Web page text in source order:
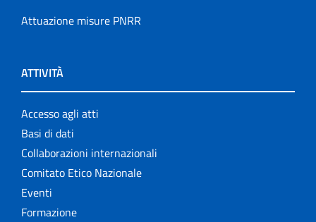
Attuazione misure PNRR
ATTIVITÀ
Accesso agli atti
Basi di dati
Collaborazioni internazionali
Comitato Etico Nazionale
Eventi
Formazione